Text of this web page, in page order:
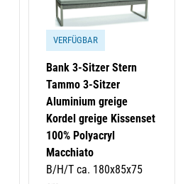
VERFÜGBAR
Bank 3-Sitzer Stern
Tammo 3-Sitzer
Aluminium greige
Kordel greige Kissenset
100% Polyacryl
Macchiato
B/H/T ca. 180x85x75